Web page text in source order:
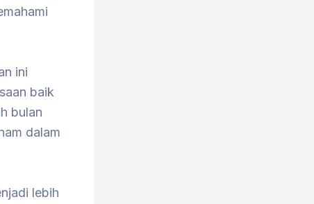
ini
baik
bulan
dalam
lebih